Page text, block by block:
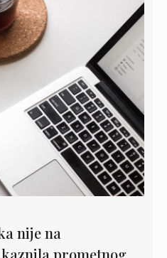
nije na
prometnog